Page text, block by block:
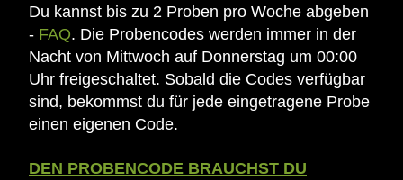
Du kannst bis zu 2 Proben pro Woche abgeben
- FAQ. Die Probencodes werden immer in der
Nacht von Mittwoch auf Donnerstag um 00:00
Uhr freigeschaltet. Sobald die Codes verfügbar
sind, bekommst du für jede eingetragene Probe
einen eigenen Code.
DEN PROBENCODE BRAUCHST DU